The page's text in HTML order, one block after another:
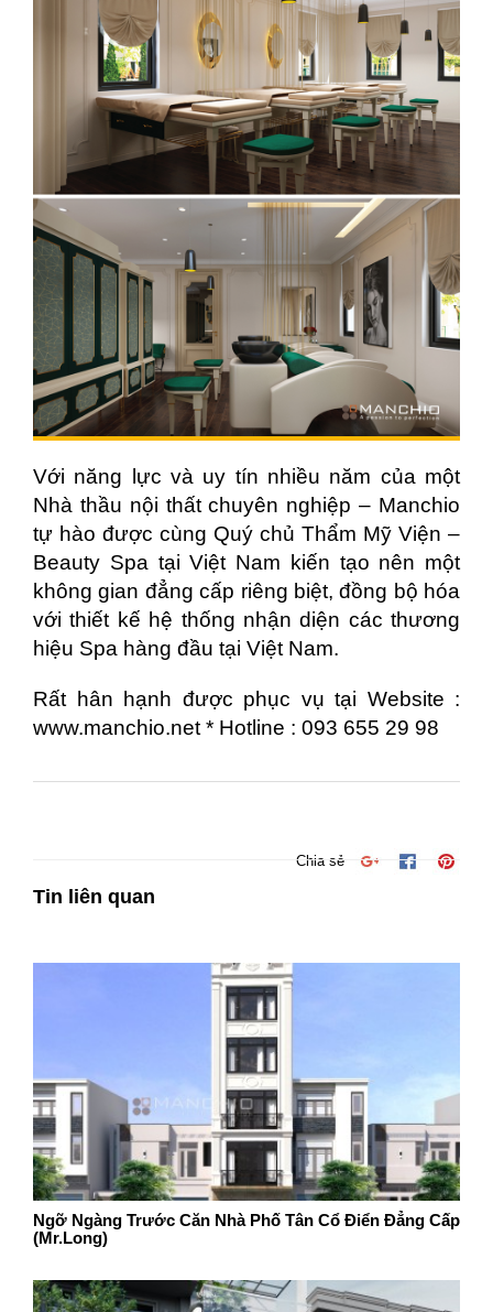
Với năng lực và uy tín nhiều năm của một
Nhà thầu nội thất chuyên nghiệp – Manchio
tự hào được cùng Quý chủ Thẩm Mỹ Viện –
Beauty Spa tại Việt Nam kiến tạo nên một
không gian đẳng cấp riêng biệt, đồng bộ hóa
với thiết kế hệ thống nhận diện các thương
hiệu Spa hàng đầu tại Việt Nam.
Rất hân hạnh được phục vụ tại Website :
www.manchio.net * Hotline : 093 655 29 98
Chia sẻ
Tin liên quan
Ngỡ Ngàng Trước Căn Nhà Phố Tân Cổ Điển Đẳng Cấp
(Mr.Long)